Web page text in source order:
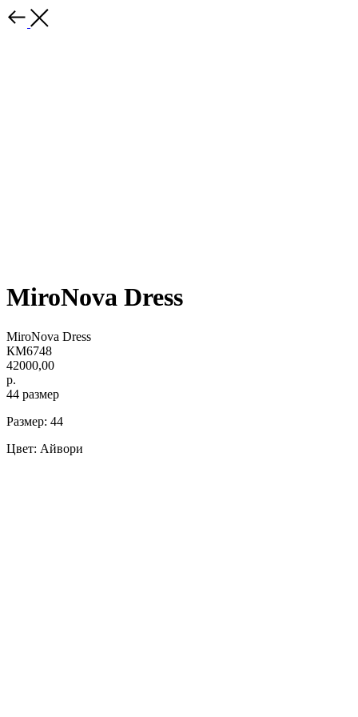
MiroNova Dress
MiroNova Dress
КМ6748
42000,00
р.
44 размер
Размер: 44
Цвет: Айвори